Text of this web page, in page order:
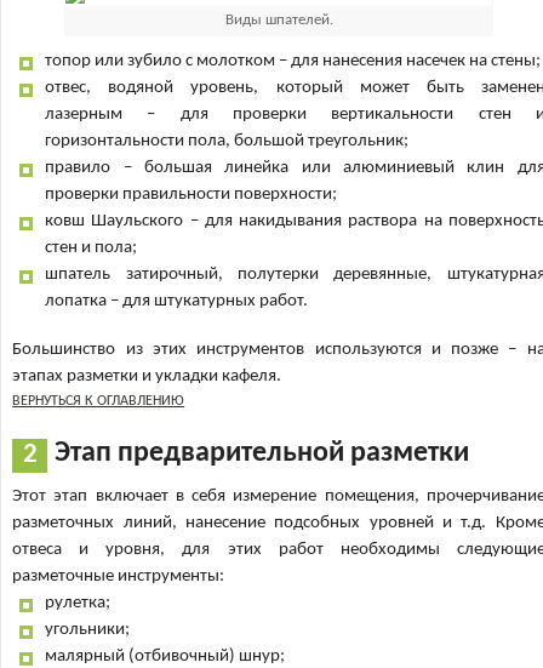
Виды шпателей.
топор или зубило с молотком – для нанесения насечек на стены;
отвес, водяной уровень, который может быть
лазерным – для проверки вертикальности стен
горизонтальности пола, большой треугольник;
правило – большая линейка или алюминиевый клин
проверки правильности поверхности;
ковш Шаульского – для накидывания раствора на
стен и пола;
шпатель затирочный, полутерки деревянные,
лопатка – для штукатурных работ.
Большинство из этих инструментов используются и позже –
этапах разметки и укладки кафеля.
ВЕРНУТЬСЯ К ОГЛАВЛЕНИЮ
Этап предварительной разметки
Этот этап включает в себя измерение помещения,
разметочных линий, нанесение подсобных уровней и т.д.
отвеса и уровня, для этих работ необходимы
разметочные инструменты:
рулетка;
угольники;
малярный (отбивочный) шнур;